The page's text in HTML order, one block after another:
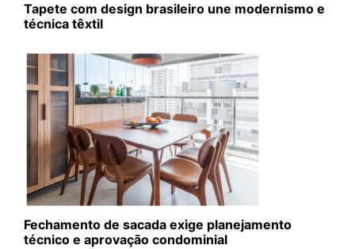
Tapete com design brasileiro une modernismo e
técnica têxtil
Fechamento de sacada exige planejamento
técnico e aprovação condominial